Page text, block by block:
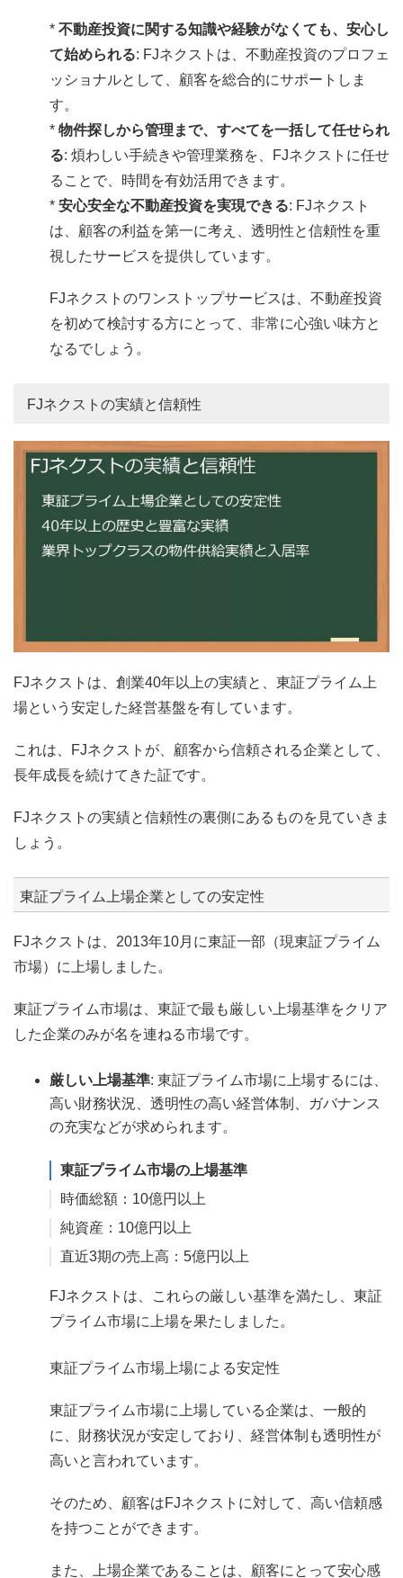
* 不動産投資に関する知識や経験がなくても、安心し
て始められる: FJネクストは、不動産投資のプロフェ
ッショナルとして、顧客を総合的にサポートしま
す。
* 物件探しから管理まで、すべてを一括して任せられ
る: 煩わしい手続きや管理業務を、FJネクストに任せ
ることで、時間を有効活用できます。
* 安心安全な不動産投資を実現できる: FJネクスト
は、顧客の利益を第一に考え、透明性と信頼性を重
視したサービスを提供しています。
FJネクストのワンストップサービスは、不動産投資
を初めて検討する方にとって、非常に心強い味方と
なるでしょう。
FJネクストの実績と信頼性
FJネクストは、創業40年以上の実績と、東証プライム上
場という安定した経営基盤を有しています。
これは、FJネクストが、顧客から信頼される企業として、
長年成長を続けてきた証です。
FJネクストの実績と信頼性の裏側にあるものを見ていきま
しょう。
東証プライム上場企業としての安定性
FJネクストは、2013年10月に東証一部（現東証プライム
市場）に上場しました。
東証プライム市場は、東証で最も厳しい上場基準をクリア
した企業のみが名を連ねる市場です。
厳しい上場基準: 東証プライム市場に上場するには、
高い財務状況、透明性の高い経営体制、ガバナンス
の充実などが求められます。
東証プライム市場の上場基準
時価総額：10億円以上
純資産：10億円以上
直近3期の売上高：5億円以上
FJネクストは、これらの厳しい基準を満たし、東証
プライム市場に上場を果たしました。
東証プライム市場上場による安定性
東証プライム市場に上場している企業は、一般的
に、財務状況が安定しており、経営体制も透明性が
高いと言われています。
そのため、顧客はFJネクストに対して、高い信頼感
を持つことができます。
また、上場企業であることは、顧客にとって安心感